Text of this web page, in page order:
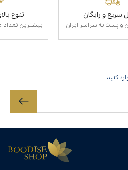
سریع و رایگان
و پست به سراسر ایران
تنوع
بیشترین تعداد
کنید